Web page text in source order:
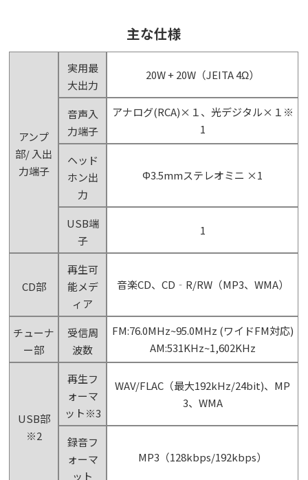
主な仕様
アンプ
部/ 入出
力端子
実用最
大出力
20W + 20W（JEITA 4Ω）
音声入
力端子
アナログ(RCA)×１、光デジタル×１※
1
ヘッド
ホン出
力
Φ3.5mmステレオミニ ×1
USB端
子
1
CD部
再生可
能メデ
ィア
音楽CD、CD‐R/RW（MP3、WMA）
チューナ
ー部
受信周
波数
FM:76.0MHz~95.0MHz (ワイドFM対応)
AM:531KHz~1,602KHz
USB部
※2
再生フ
ォーマ
ット※3
WAV/FLAC（最大192kHz/24bit)、MP
3、WMA
録音フ
ォーマ
ット
MP3（128kbps/192kbps）